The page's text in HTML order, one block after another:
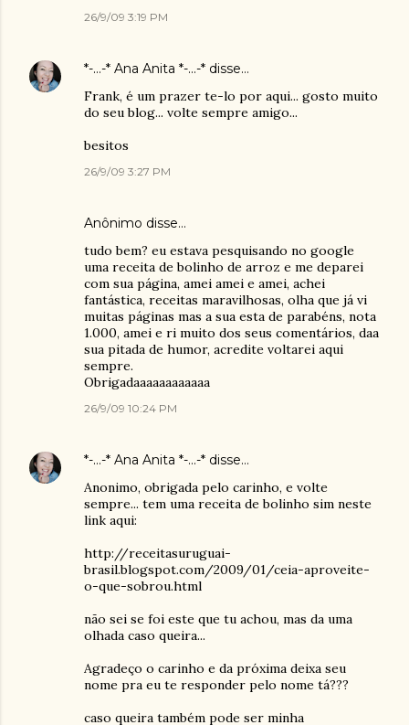
26/9/09 3:19 PM
*-...-* Ana Anita *-...-* disse…
Frank, é um prazer te-lo por aqui... gosto muito
do seu blog... volte sempre amigo...
besitos
26/9/09 3:27 PM
Anônimo disse…
tudo bem? eu estava pesquisando no google
uma receita de bolinho de arroz e me deparei
com sua página, amei amei e amei, achei
fantástica, receitas maravilhosas, olha que já vi
muitas páginas mas a sua esta de parabéns, nota
1.000, amei e ri muito dos seus comentários, daa
sua pitada de humor, acredite voltarei aqui
sempre.
Obrigadaaaaaaaaaaaa
26/9/09 10:24 PM
*-...-* Ana Anita *-...-* disse…
Anonimo, obrigada pelo carinho, e volte
sempre... tem uma receita de bolinho sim neste
link aqui:
http://receitasuruguai-
brasil.blogspot.com/2009/01/ceia-aproveite-
o-que-sobrou.html
não sei se foi este que tu achou, mas da uma
olhada caso queira...
Agradeço o carinho e da próxima deixa seu
nome pra eu te responder pelo nome tá???
caso queira também pode ser minha